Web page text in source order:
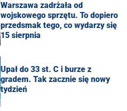
Warszawa zadrżała od
wojskowego sprzętu. To dopiero
przedsmak tego, co wydarzy się
15 sierpnia
Upał do 33 st. C i burze z
gradem. Tak zacznie się nowy
tydzień